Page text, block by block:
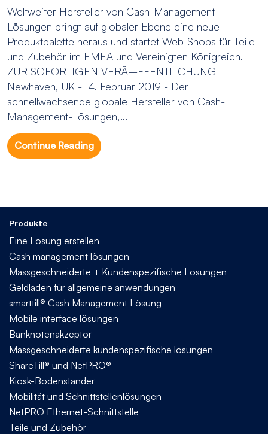
Weltweiter Hersteller von Cash-Management-
Lösungen bringt auf globaler Ebene eine neue
Produktpalette heraus und startet Web-Shops für Teile
und Zubehör im EMEA und Vereinigten Königreich.
ZUR SOFORTIGEN VERÃ–FFENTLICHUNG
Newhaven, UK - 14. Februar 2019 - Der
schnellwachsende globale Hersteller von Cash-
Management-Lösungen,...
Continue Reading
Produkte
Eine Lösung erstellen
Cash management lösungen
Massgeschneiderte + Kundenspezifische Lösungen
Geldladen für allgemeine anwendungen
smarttill® Cash Management Lösung
Mobile interface lösungen
Banknotenakzeptor
Massgeschneiderte kundenspezifische lösungen
ShareTill® und NetPRO®
Kiosk-Bodenständer
Mobilität und Schnittstellenlösungen
NetPRO Ethernet-Schnittstelle
Teile und Zubehör